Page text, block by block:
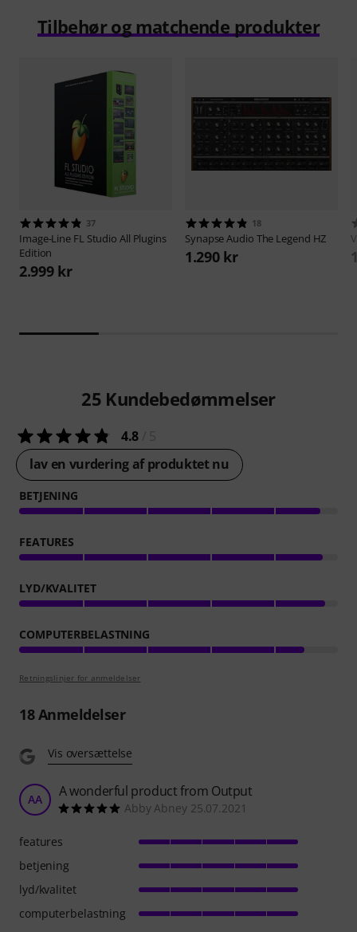
Tilbehør og matchende produkter
37
Image-Line FL Studio All Plugins
Edition
2.999 kr
18
Synapse Audio The Legend HZ
1.290 kr
25 Kundebedømmelser
4.8
lav en vurdering af produktet nu
BETJENING
FEATURES
LYD/KVALITET
COMPUTERBELASTNING
Retningslinjer for anmeldelser
18Anmeldelser
Vis oversættelse
AA A wonderful product from Output
Abby Abney 25.07.2021
features
betjening
lyd/kvalitet
computerbelastning